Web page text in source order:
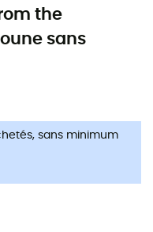
the
sans
sans minimum
ne manque pas
mais que votre envie
la ligne Unlimitech
hybride
choisir entre chaleur
soit lors d'une
à vélo en